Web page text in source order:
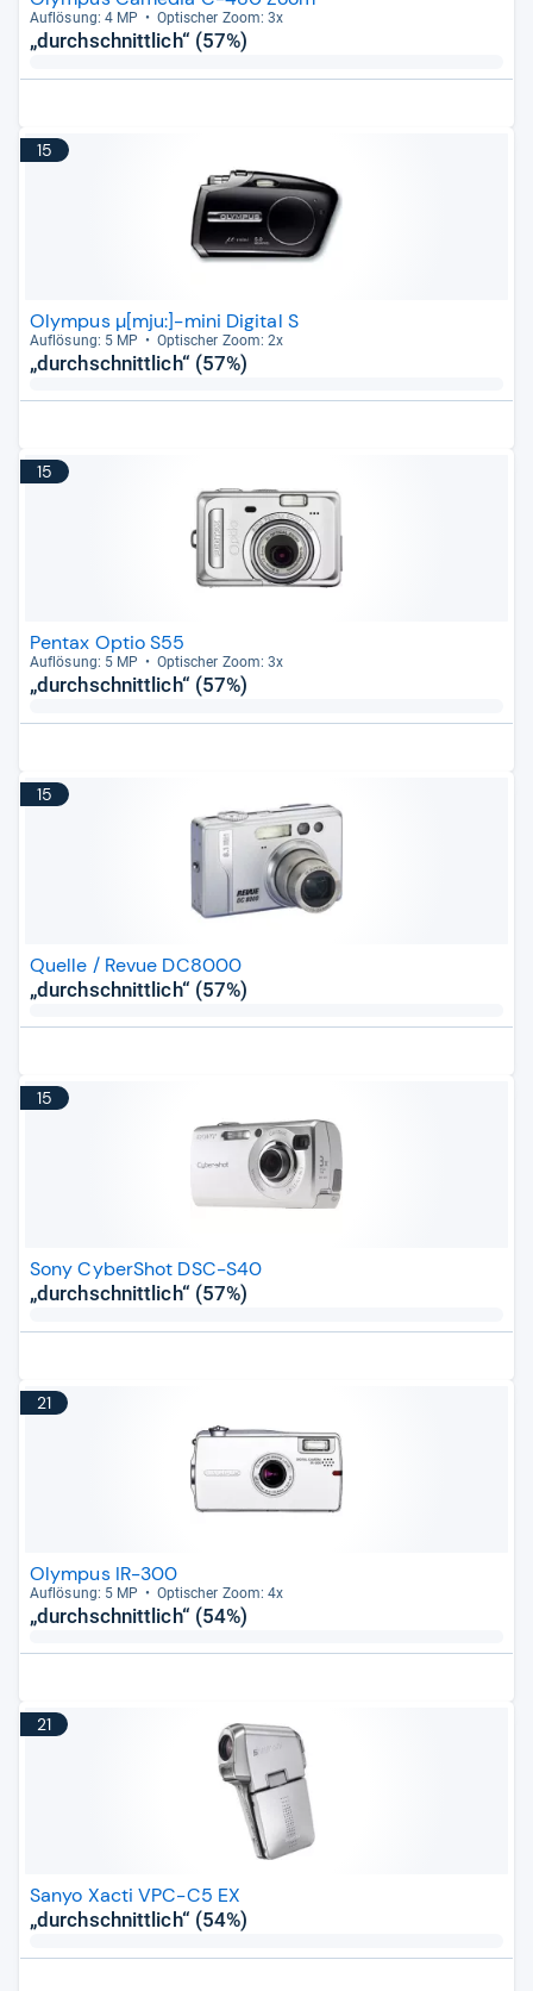
Auf­lö­sung: 4 MP Opti­scher Zoom: 3x
„durchschnittlich“ (57%)
15
Olympus µ[mju:]-mini Digital S
Auf­lö­sung: 5 MP Opti­scher Zoom: 2x
„durchschnittlich“ (57%)
15
Pentax Optio S55
Auf­lö­sung: 5 MP Opti­scher Zoom: 3x
„durchschnittlich“ (57%)
15
Quelle / Revue DC8000
„durchschnittlich“ (57%)
15
Sony CyberShot DSC-S40
„durchschnittlich“ (57%)
21
Olympus IR-300
Auf­lö­sung: 5 MP Opti­scher Zoom: 4x
„durchschnittlich“ (54%)
21
Sanyo Xacti VPC-C5 EX
„durchschnittlich“ (54%)